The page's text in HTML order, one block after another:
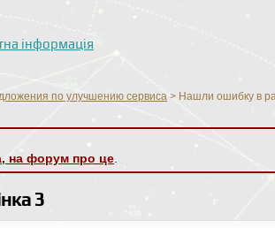
інформація
по улучшению сервиса > Нашли ошибку в
на форум про це
3